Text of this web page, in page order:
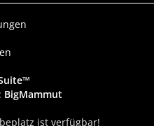
BigMammut
ist verfügbar!